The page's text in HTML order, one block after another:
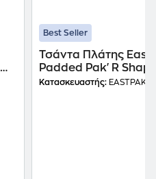
Best Seller
Τσάντα Πλάτης
Padded Pak'R
Κατασκευαστής: EASTPAK